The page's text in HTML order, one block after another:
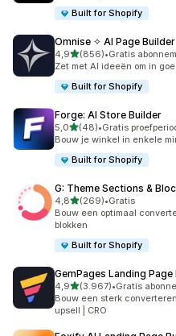
Built for Shopify
Omnise ✧ AI Page Builder
4,9van 5 sterren
(856)
856 recensies in totaal
•Gratis
Zet met AI ideeën om in
Built for Shopify
Forge: AI Store Builder
5,0van 5 sterren
(48)
48 recensies in totaal
•Gratis
Bouw je winkel in enkele
Built for Shopify
G: Theme Sections &
4,8van 5 sterren
(269)
269 recensies in totaal
•Gratis
Bouw een optimaal
blokken
Built for Shopify
GemPages Landing Page
4,9van 5 sterren
(3.967)
3967 recensies in totaal
•Gratis
Bouw een sterk
upsell | CRO